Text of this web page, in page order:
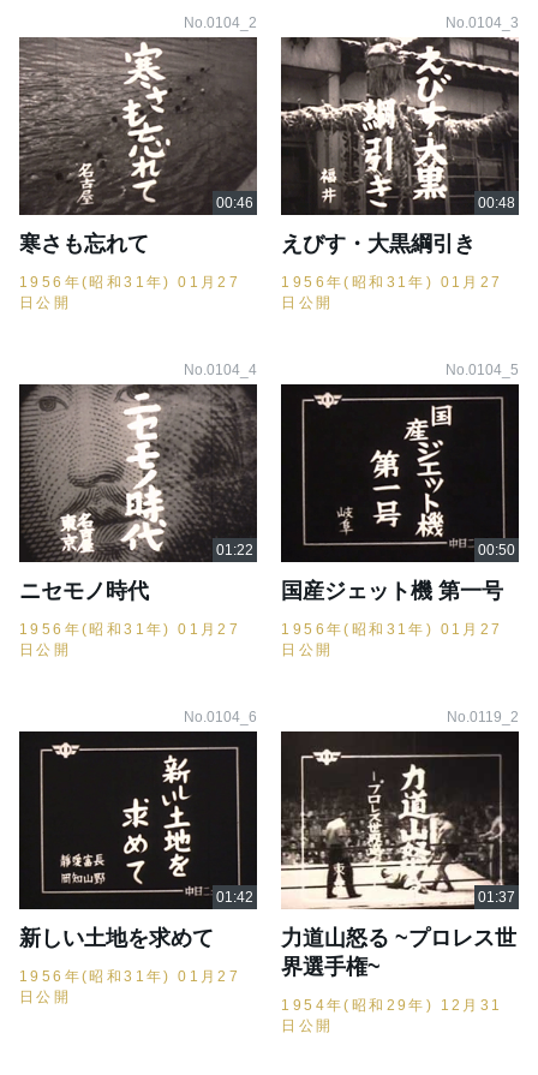
No.0104_2
寒さも忘れて
1956年(昭和31年) 01月27
日公開
No.0104_3
えびす・大黒綱引き
1956年(昭和31年) 01月27
日公開
No.0104_4
ニセモノ時代
1956年(昭和31年) 01月27
日公開
No.0104_5
国産ジェット機 第一号
1956年(昭和31年) 01月27
日公開
No.0104_6
新しい土地を求めて
1956年(昭和31年) 01月27
日公開
No.0119_2
力道山怒る ~プロレス世
界選手権~
1954年(昭和29年) 12月31
日公開